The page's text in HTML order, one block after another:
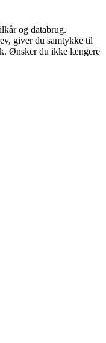
og databrug.
giver du samtykke til
Ønsker du ikke længere